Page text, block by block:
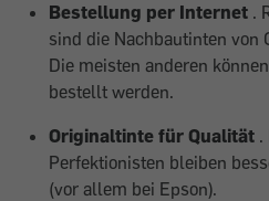
Bestellung per Internet .
sind die Nachbautinten von
Die meisten anderen
bestellt werden.
Originaltinte für Qualität .
Perfektionisten bleiben
(vor allem bei Epson).